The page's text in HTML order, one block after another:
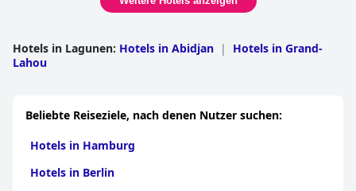
Bettwäsche und Matratzen schätzen. Die supergroßen Betten
Bewertungen empfindet die Mehrheit die Betten als
zufriedenstellend.
Abidjan mit seiner vorteilhaften Lage, Sauberkeit und dem
außergewöhnlichen Service des Personals überzeugt und
gleichzeitig geräumige und komfortable Zimmer bietet. Eine
Verbesserung der Frühstücksvielfalt und die Behebung von
WLAN-Problemen könnten das Gästeerlebnis weiter verbessern.
Hotels in Lagunen: Hotels in Abidjan |
Hotels in Grand-
Lahou
Beliebte Reiseziele, nach denen Nutzer suchen:
Hotels in Hamburg
Hotels in Berlin